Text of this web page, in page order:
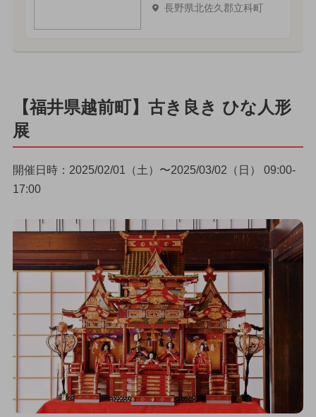
長野県北佐久郡立科町
【福井県越前町】古き良き ひな人形
展
開催日時：2025/02/01（土）〜2025/03/02（日） 09:00-
17:00